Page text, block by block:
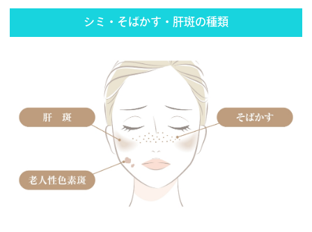
シミ・そばかす・肝斑の種類